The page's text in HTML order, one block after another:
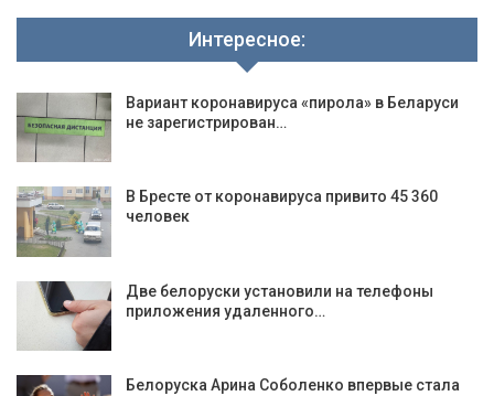
Интересное:
Вариант коронавируса «пирола» в Беларуси
не зарегистрирован…
В Бресте от коронавируса привито 45 360
человек
Две белоруски установили на телефоны
приложения удаленного…
Белоруска Арина Соболенко впервые стала